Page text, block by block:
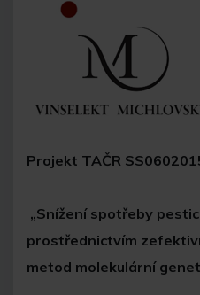
Projekt TAČR
„Snížení spotřeby
prostřednictvím
metod molekulární